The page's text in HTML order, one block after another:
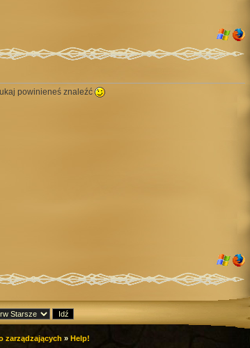
powinieneś znaleźć
zarządzających » Help!